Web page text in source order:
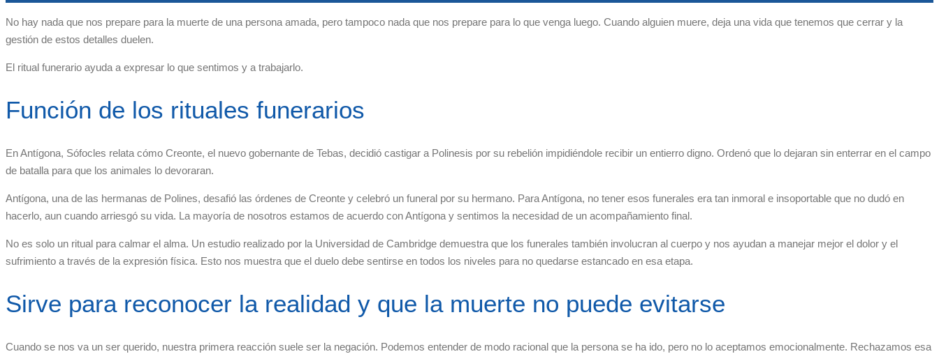
No hay nada que nos prepare para la muerte de una persona amada, pero tampoco nada que nos prepare para lo que venga luego. Cuando alguien muere, deja una vida que tenemos que cerrar y la
gestión de estos detalles duelen.
El ritual funerario ayuda a expresar lo que sentimos y a trabajarlo.
Función de los rituales funerarios
En Antígona, Sófocles relata cómo Creonte, el nuevo gobernante de Tebas, decidió castigar a Polinesis por su rebelión impidiéndole recibir un entierro digno. Ordenó que lo dejaran sin enterrar en el campo
de batalla para que los animales lo devoraran.
Antígona, una de las hermanas de Polines, desafió las órdenes de Creonte y celebró un funeral por su hermano. Para Antígona, no tener esos funerales era tan inmoral e insoportable que no dudó en
hacerlo, aun cuando arriesgó su vida. La mayoría de nosotros estamos de acuerdo con Antígona y sentimos la necesidad de un acompañamiento final.
No es solo un ritual para calmar el alma. Un estudio realizado por la Universidad de Cambridge demuestra que los funerales también involucran al cuerpo y nos ayudan a manejar mejor el dolor y el
sufrimiento a través de la expresión física. Esto nos muestra que el duelo debe sentirse en todos los niveles para no quedarse estancado en esa etapa.
Sirve para reconocer la realidad y que la muerte no puede evitarse
Cuando se nos va un ser querido, nuestra primera reacción suele ser la negación. Podemos entender de modo racional que la persona se ha ido, pero no lo aceptamos emocionalmente. Rechazamos esa